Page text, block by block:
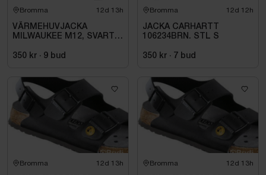
Bromma 12d 13h
VÄRMEHUVJACKA
MILWAUKEE M12, SVART
350 kr · 9 bud
Bromma 12d 12h
JACKA CARHARTT
106234BRN. STL S
350 kr · 7 bud
Bromma 12d 13h Bromma 12d 13h